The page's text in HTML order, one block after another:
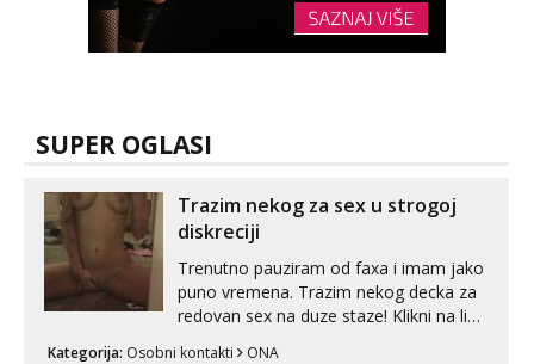
SUPER OGLASI
Trazim nekog za sex u strogoj
diskreciji
Trenutno pauziram od faxa i imam jako
puno vremena. Trazim nekog decka za
redovan sex na duze staze! Klikni na link
Kategorija: Osobni kontakti ONA